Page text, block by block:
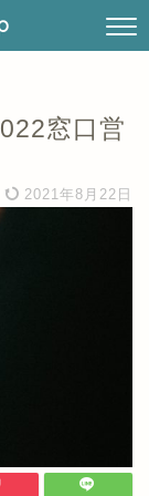
窓口営
2021年8月22日